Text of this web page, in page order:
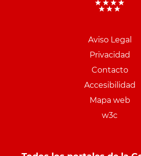
Aviso Legal
Privacidad
Contacto
Accesibilidad
Mapa web
w3c